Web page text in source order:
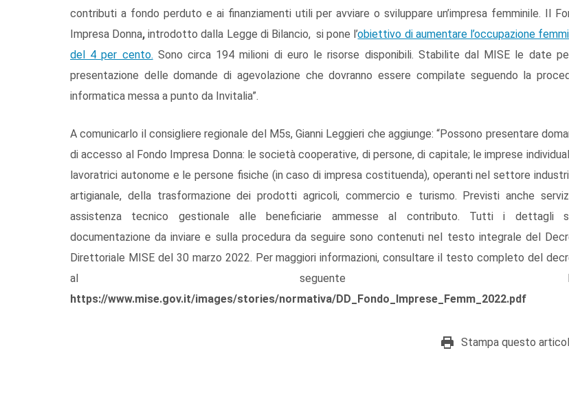
contributi a fondo perduto e ai finanziamenti utili per avviare o sviluppare un’impresa femminile. Il
Impresa Donna, introdotto dalla Legge di Bilancio, si pone l’obiettivo di aumentare l’occupazione
del 4 per cento. Sono circa 194 milioni di euro le risorse disponibili. Stabilite dal MISE le date
presentazione delle domande di agevolazione che dovranno essere compilate seguendo la
informatica messa a punto da Invitalia”.
A comunicarlo il consigliere regionale del M5s, Gianni Leggieri che aggiunge: “Possono presentare
di accesso al Fondo Impresa Donna: le società cooperative, di persone, di capitale; le imprese
lavoratrici autonome e le persone fisiche (in caso di impresa costituenda), operanti nel settore
artigianale, della trasformazione dei prodotti agricoli, commercio e turismo. Previsti anche
assistenza tecnico gestionale alle beneficiarie ammesse al contributo. Tutti i dettagli
documentazione da inviare e sulla procedura da seguire sono contenuti nel testo integrale del
Direttoriale MISE del 30 marzo 2022. Per maggiori informazioni, consultare il testo completo del
al seguente
https://www.mise.gov.it/images/stories/normativa/DD_Fondo_Imprese_Femm_2022.pdf
Stampa questo